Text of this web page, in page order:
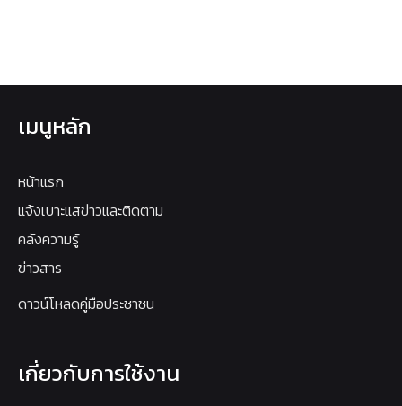
เมนูหลัก
หน้าแรก
แจ้งเบาะแสข่าวและติดตาม
คลังความรู้
ข่าวสาร
ดาวน์โหลดคู่มือประชาชน
เกี่ยวกับการใช้งาน